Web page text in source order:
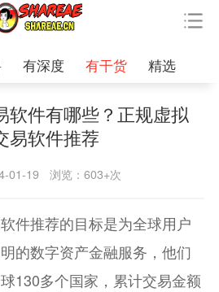
有深度 有干货 精选
软件有哪些？正规虚拟
易软件推荐
01-19 浏览：603+次
推荐的目标是为全球用户
的数字资产金融服务，他们
130多个国家，累计交易金额